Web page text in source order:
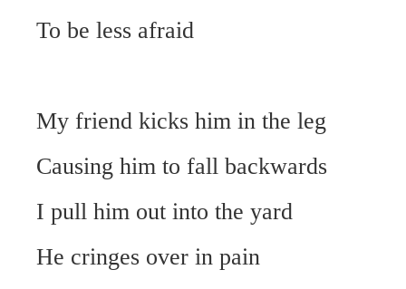
To be less afraid
My friend kicks him in the leg
Causing him to fall backwards
I pull him out into the yard
He cringes over in pain